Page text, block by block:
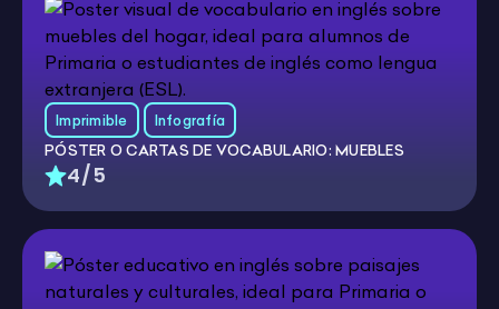
Imprimible
Infografía
PÓSTER O CARTAS DE VOCABULARIO: MUEBLES
4/5